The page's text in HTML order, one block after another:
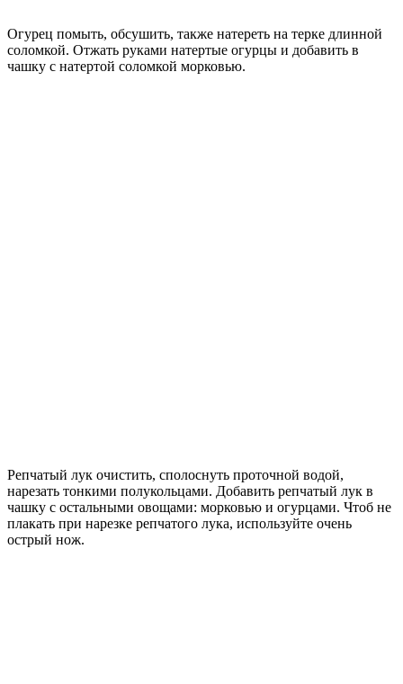
Огурец помыть, обсушить, также натереть на терке длинной
соломкой. Отжать руками натертые огурцы и добавить в
чашку с натертой соломкой морковью.
Репчатый лук очистить, сполоснуть проточной водой,
нарезать тонкими полукольцами. Добавить репчатый лук в
чашку с остальными овощами: морковью и огурцами. Чтоб не
плакать при нарезке репчатого лука, используйте очень
острый нож.